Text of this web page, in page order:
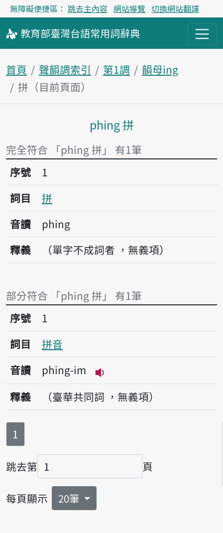
無障礙便捷區： 跳去主內容 網站導覽 切換網站翻譯
教育部臺灣台語常用詞辭典
首頁 聲韻調索引 第1調
韻母ing
拼（目前頁面）
主內容區塊
phing 拼
完全符合 「phing 拼」 有1筆
序號1拼
序號
1
詞目
拼
音讀
phing
釋義
（單字不成詞者 ，無義項）
部分符合 「phing 拼」 有1筆
序號1拼音
序號
1
詞目
拼音
音讀
phing-im
播放音讀phing-im
釋義 （臺華共同詞 ，無義項）
第
1
跳去第
頁碼
頁
每頁顯示 20筆